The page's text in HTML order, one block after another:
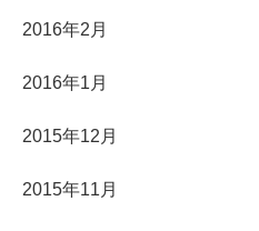
2016年2月
2016年1月
2015年12月
2015年11月